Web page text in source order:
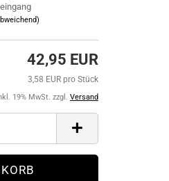
42,95 EUR
3,58 EUR pro Stück
19% MwSt. zzgl. Versand